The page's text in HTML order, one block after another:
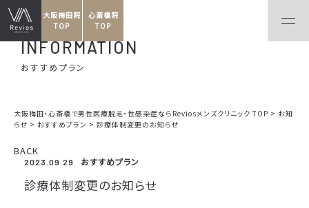
大阪梅田院
TOP
心斎橋院
TOP
INFORMATION
おすすめプラン
大阪梅田・心斎橋で男性医療脱毛・性感染症ならReviosメンズクリニック TOP > お知
らせ > おすすめプラン > 診療体制変更のお知らせ
BACK
2023.09.29 おすすめプラン
診療体制変更のお知らせ